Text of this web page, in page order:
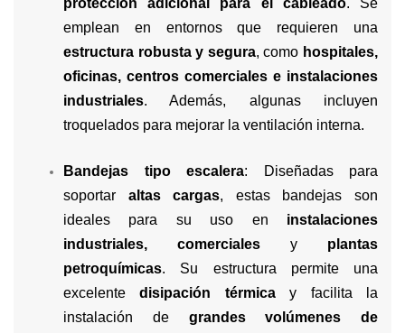
protección adicional para el cableado. Se
emplean en entornos que requieren una
estructura robusta y segura, como hospitales,
oficinas, centros comerciales e instalaciones
industriales. Además, algunas incluyen
troquelados para mejorar la ventilación interna.
Bandejas tipo escalera: Diseñadas para
soportar altas cargas, estas bandejas son
ideales para su uso en instalaciones
industriales, comerciales y plantas
petroquímicas. Su estructura permite una
excelentedisipación térmicay facilita la
instalación de grandes volúmenes de